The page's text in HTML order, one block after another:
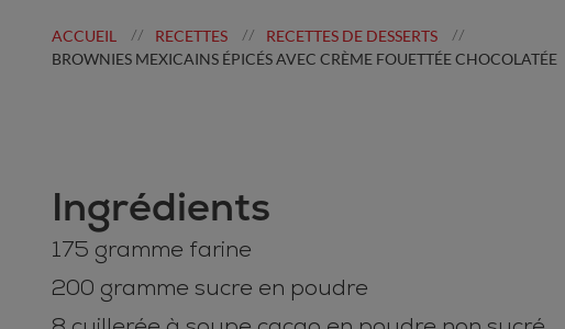
ACCUEIL // RECETTES // RECETTES DE DESSERTS //
BROWNIES MEXICAINS ÉPICÉS AVEC CRÈME FOUETTÉE CHOCOLATÉE
Ingrédients
175 gramme farine
200 gramme sucre en poudre